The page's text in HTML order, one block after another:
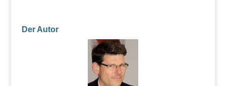
Der Autor